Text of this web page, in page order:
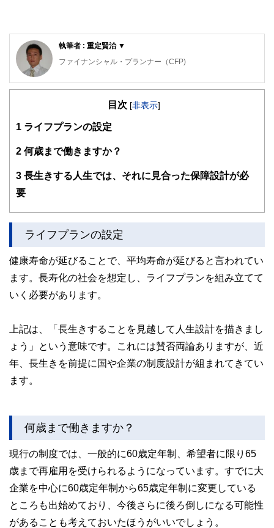
執筆者 : 重定賢治 ▼
ファイナンシャル・プランナー（CFP)
明治大学法学部法律学科を卒業後、金融機関にて資産運用業
ファイナンシャル・プランナー（FP）の上級資格である
業務を行う。
また、全国商工会連合会の「エキスパートバンク」にCFP®
法人向け福利厚生制度「ワーク・ライフ・バランス相談室」
2017年、独立行政法人日本学生支援機構の「スカラシッ
プ・アドバイザー」に認定され、高等学校やPTA向けに奨学
ど社会問題の解決にも取り組む。
https://fpofficekaientai.wixsite.com/fp-office-kaientai
目次 [非表示]
1 ライフプランの設定
2 何歳まで働きますか？
3 長生きする人生では、それに見合った保障設計が必
要
ライフプランの設定
健康寿命が延びることで、平均寿命が延びると言われてい
ます。長寿化の社会を想定し、ライフプランを組み立てて
いく必要があります。
上記は、「長生きすることを見越して人生設計を描きまし
ょう」という意味です。これには賛否両論ありますが、近
年、長生きを前提に国や企業の制度設計が組まれてきてい
ます。
何歳まで働きますか？
現行の制度では、一般的に60歳定年制、希望者に限り65
歳まで再雇用を受けられるようになっています。すでに大
企業を中心に60歳定年制から65歳定年制に変更している
ところも出始めており、今後さらに後ろ倒しになる可能性
があることも考えておいたほうがいいでしょう。